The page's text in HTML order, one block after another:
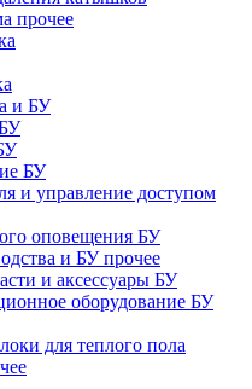
прочее
и БУ
БУ
и управление доступом
оповещения БУ
и БУ прочее
и аксессуары БУ
оборудование БУ
для теплого пола